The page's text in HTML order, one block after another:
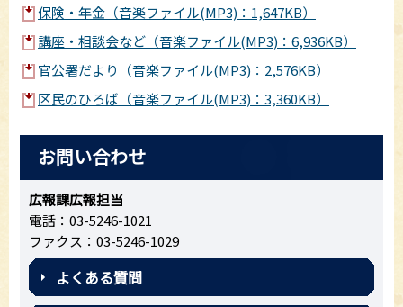
保険・年金（音楽ファイル(MP3)：1,647KB）
講座・相談会など（音楽ファイル(MP3)：6,936KB）
官公署だより（音楽ファイル(MP3)：2,576KB）
区民のひろば（音楽ファイル(MP3)：3,360KB）
お問い合わせ
広報課広報担当
電話：03-5246-1021
ファクス：03-5246-1029
よくある質問